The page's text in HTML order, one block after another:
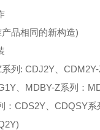
品相同的新构造)
列: CDJ2Y、CDM2Y-
、MDBY-Z系列：
CDS2Y、CDQSY系